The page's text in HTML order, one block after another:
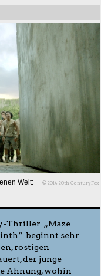
Welt:
© 2014 20th CenturyFox
Thriller „Maze
beginnt sehr
rostigen
der junge
Ahnung, wohin